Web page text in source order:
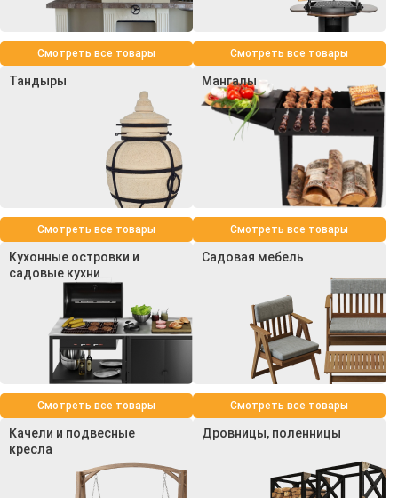
Смотреть все товары Смотреть все товары
Тандыры
Смотреть все товары
Мангалы
Смотреть все товары
Кухонные островки и
садовые кухни
Смотреть все товары
Садовая мебель
Смотреть все товары
Качели и подвесные
кресла
Дровницы, поленницы